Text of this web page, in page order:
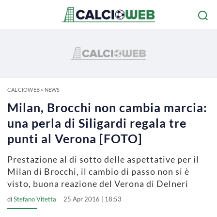
CALCIOWEB» NEWS
Milan, Brocchi non cambia marcia:
una perla di Siligardi regala tre
punti al Verona [FOTO]
Prestazione al di sotto delle aspettative per il
Milan di Brocchi, il cambio di passo non si è
visto, buona reazione del Verona di Delneri
diStefano Vitetta 25 Apr 2016 | 18:53